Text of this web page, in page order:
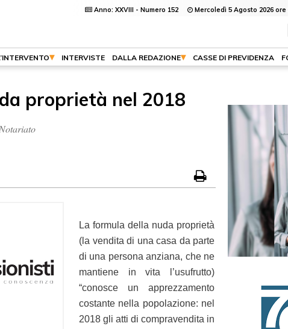
Anno: XXVIII - Numero 152 Mercoledì 5 Agosto 2026 ore
INTERVISTE DALLA REDAZIONE CASSE DI PREVIDENZA
proprietà nel 2018
La formula della nuda proprietà
(la vendita di una casa da parte
di una persona anziana, che ne
mantiene in vita l’usufrutto)
“conosce un apprezzamento
costante nella popolazione: nel
2018 gli atti di compravendita in